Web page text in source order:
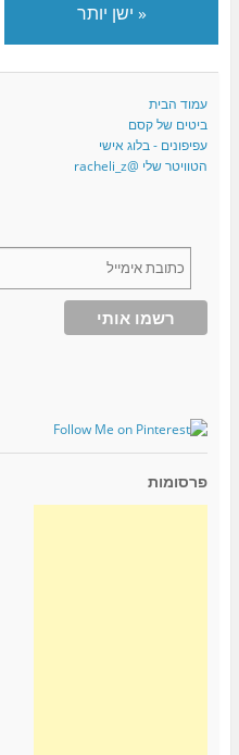
« ישן יותר
עמוד הבית
ביטים של קסם
עפיפונים - בלוג אישי
הטוויטר שלי @racheli_z
פרסומות